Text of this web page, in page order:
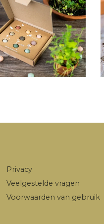
Privacy
Veelgestelde vragen
Voorwaarden van gebruik